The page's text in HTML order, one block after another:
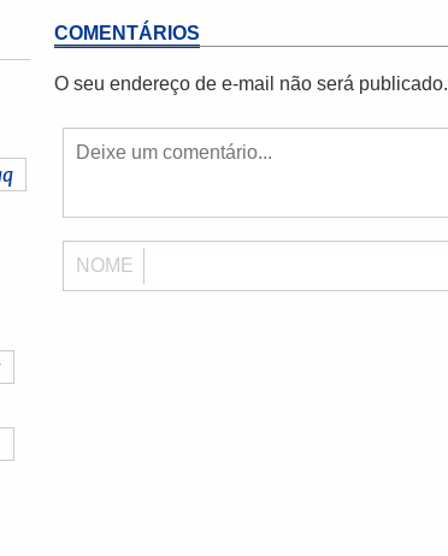
COMENTÁRIOS
O seu endereço de e-mail não será publicado.
NOME